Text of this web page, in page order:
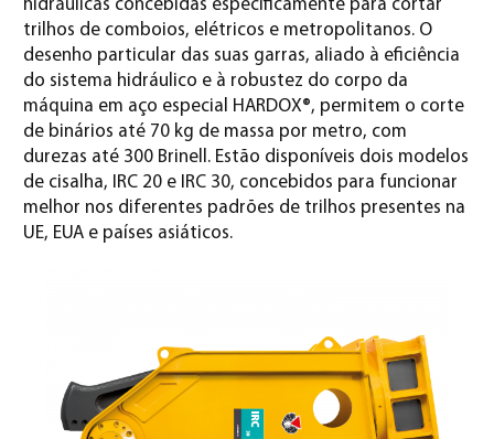
hidráulicas concebidas especificamente para cortar
trilhos de comboios, elétricos e metropolitanos. O
desenho particular das suas garras, aliado à eficiência
do sistema hidráulico e à robustez do corpo da
máquina em aço especial HARDOX®, permitem o corte
de binários até 70 kg de massa por metro, com
durezas até 300 Brinell. Estão disponíveis dois modelos
de cisalha, IRC 20 e IRC 30, concebidos para funcionar
melhor nos diferentes padrões de trilhos presentes na
UE, EUA e países asiáticos.